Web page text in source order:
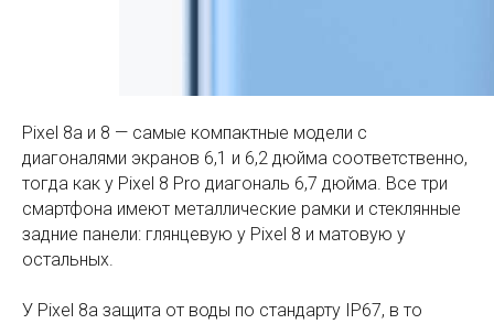
Pixel 8a и 8 — самые компактные модели с
диагоналями экранов 6,1 и 6,2 дюйма соответственно,
тогда как у Pixel 8 Pro диагональ 6,7 дюйма. Все три
смартфона имеют металлические рамки и стеклянные
задние панели: глянцевую у Pixel 8 и матовую у
остальных.
У Pixel 8a защита от воды по стандарту IP67, в то